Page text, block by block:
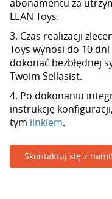
abonamentu za
LEAN Toys.
3. Czas realizacji
Toys wynosi do 10
dokonać bezbłędnej
Twoim Sellasist.
4. Po dokonaniu
instrukcję
tym linkiem.
Skontaktuj się z nami!